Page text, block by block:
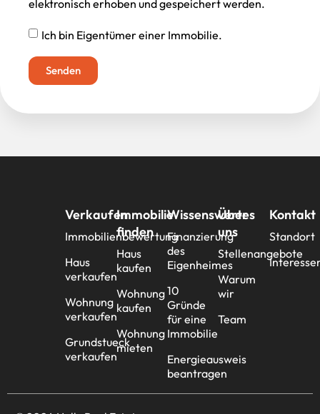
elektronisch erhoben und gespeichert werden.
Ich bin Eigentümer einer Immobilie.
Senden
Verkaufen
Immobilienbewertung
Haus
verkaufen
Wohnung
verkaufen
Grundstueck
verkaufen
Immobilie
finden
Haus
kaufen
Wohnung
kaufen
Wohnung
mieten
Wissenswertes
Finanzierung
des
Eigenheimes
10
Gründe
für eine
Immobilie
Energieausweis
beantragen
Über
uns
Stellenangebote
Warum
wir
Team
Kontakt
Standort